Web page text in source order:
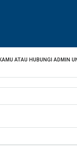
ATAU HUBUNGI ADMIN